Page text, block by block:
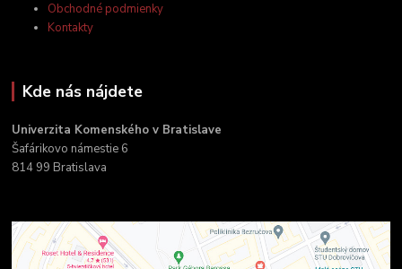
Obchodné podmienky
Kontakty
Kde nás nájdete
Univerzita Komenského v Bratislave
Šafárikovo námestie 6
814 99 Bratislava